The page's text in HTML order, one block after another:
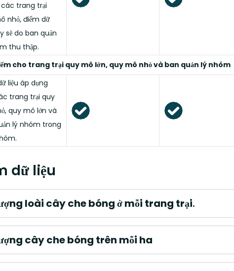
các trang trại
nhỏ, điểm dữ
sẽ do ban quản
thu thập.
cho trang trại quy mô lớn, quy mô nhỏ và ban quản lý nhóm
liệu áp dụng
trang trại quy
quy mô lớn và
lý nhóm trong
dữ liệu
loài cây che bóng ở mỗi trang trại.
cây che bóng trên mỗi ha